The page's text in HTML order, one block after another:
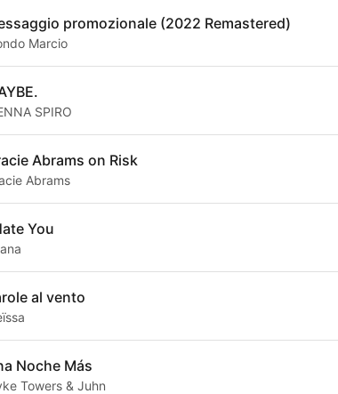
promozionale (2022 Remastered)
Marcio
SPIRO
Abrams on Risk
Abrams
You
al vento
Noche Más
Towers & Juhn